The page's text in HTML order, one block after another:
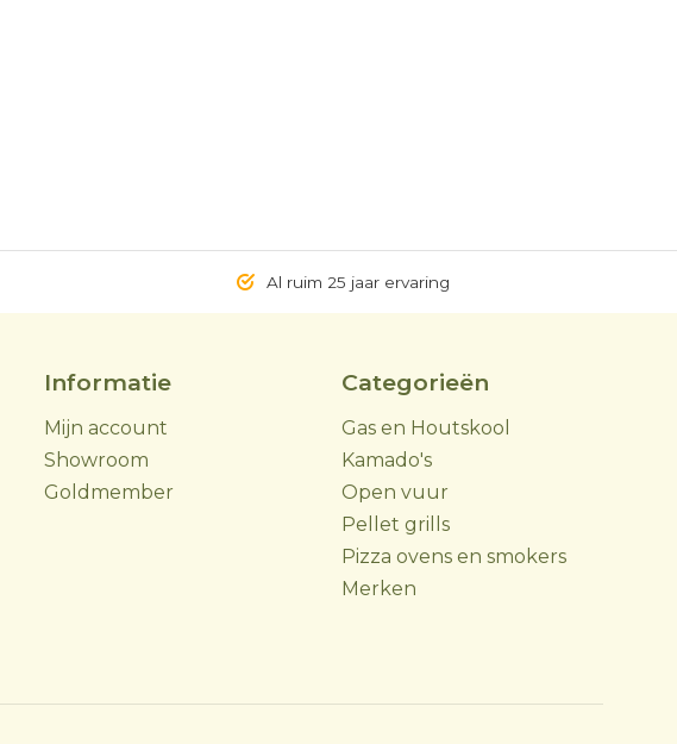
Al ruim 25 jaar ervaring
Informatie
Mijn account
Showroom
Goldmember
Categorieën
Gas en Houtskool
Kamado's
Open vuur
Pellet grills
Pizza ovens en smokers
Merken